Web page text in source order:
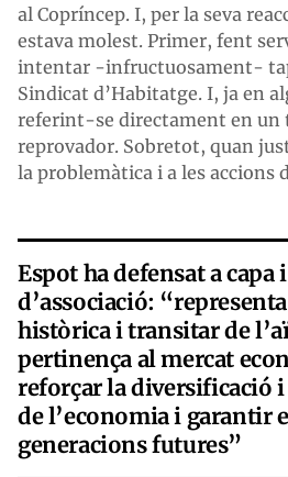
al Copríncep. I, per la seva
estava molest. Primer, fent
intentar -infructuosament-
Sindicat d’Habitatge. I, ja en
referint-se directament en un
reprovador. Sobretot, quan
la problemàtica i a les accions
Espot ha defensat a capa
d’associació:
històrica i transitar de
pertinença al mercat
reforçar la diversificació
de l’economia i garantir
generacions futures”